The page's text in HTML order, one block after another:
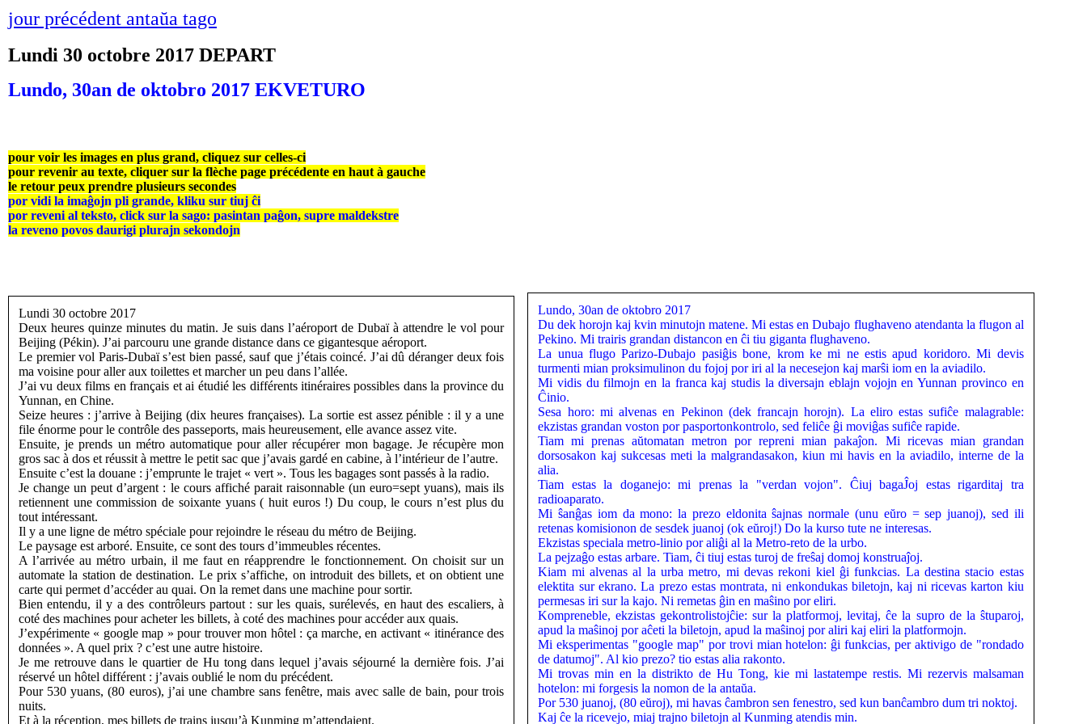
jour précédent antaŭa tago
Lundi 30 octobre 2017 DEPART
Lundo, 30an de oktobro 2017 EKVETURO
pour voir les images en plus grand, cliquez sur celles-ci
pour revenir au texte, cliquer sur la flèche page précédente en haut à gauche
le retour peux prendre plusieurs secondes
por vidi la imaĝojn pli grande, kliku sur tiuj ĉi
por reveni al teksto, click sur la sago: pasintan paĝon, supre maldekstre
la reveno povos daurigi plurajn sekondojn
Lundi 30 octobre 2017
Deux heures quinze minutes du matin. Je suis dans l’aéroport de Dubaï à attendre le vol pour
Beijing (Pékin). J’ai parcouru une grande distance dans ce gigantesque aéroport.
Le premier vol Paris-Dubaï s’est bien passé, sauf que j’étais coincé. J’ai dû déranger deux fois
ma voisine pour aller aux toilettes et marcher un peu dans l’allée.
J’ai vu deux films en français et ai étudié les différents itinéraires possibles dans la province du
Yunnan, en Chine.
Seize heures : j’arrive à Beijing (dix heures françaises). La sortie est assez pénible : il y a une
file énorme pour le contrôle des passeports, mais heureusement, elle avance assez vite.
Ensuite, je prends un métro automatique pour aller récupérer mon bagage. Je récupère mon
gros sac à dos et réussit à mettre le petit sac que j’avais gardé en cabine, à l’intérieur de l’autre.
Ensuite c’est la douane : j’emprunte le trajet « vert ». Tous les bagages sont passés à la radio.
Je change un peut d’argent : le cours affiché parait raisonnable (un euro=sept yuans), mais ils
retiennent une commission de soixante yuans ( huit euros !) Du coup, le cours n’est plus du
tout intéressant.
Il y a une ligne de métro spéciale pour rejoindre le réseau du métro de Beijing.
Le paysage est arboré. Ensuite, ce sont des tours d’immeubles récentes.
A l’arrivée au métro urbain, il me faut en réapprendre le fonctionnement. On choisit sur un
automate la station de destination. Le prix s’affiche, on introduit des billets, et on obtient une
carte qui permet d’accéder au quai. On la remet dans une machine pour sortir.
Bien entendu, il y a des contrôleurs partout : sur les quais, surélevés, en haut des escaliers, à
coté des machines pour acheter les billets, à coté des machines pour accéder aux quais.
J’expérimente « google map » pour trouver mon hôtel : ça marche, en activant « itinérance des
données ». A quel prix ? c’est une autre histoire.
Je me retrouve dans le quartier de Hu tong dans lequel j’avais séjourné la dernière fois. J’ai
réservé un hôtel différent : j’avais oublié le nom du précédent.
Pour 530 yuans, (80 euros), j’ai une chambre sans fenêtre, mais avec salle de bain, pour trois
nuits.
Et à la réception, mes billets de trains jusqu’à Kunming m’attendaient.
Lundo, 30an de oktobro 2017
Du dek horojn kaj kvin minutojn matene. Mi estas en Dubajo flughaveno atendanta la flugon al
Pekino. Mi trairis grandan distancon en ĉi tiu giganta flughaveno.
La unua flugo Parizo-Dubajo pasiĝis bone, krom ke mi ne estis apud koridoro. Mi devis
turmenti mian proksimulinon du fojoj por iri al la necesejon kaj marŝi iom en la aviadilo.
Mi vidis du filmojn en la franca kaj studis la diversajn eblajn vojojn en Yunnan provinco en
Ĉinio.
Sesa horo: mi alvenas en Pekinon (dek francajn horojn). La eliro estas sufiĉe malagrable:
ekzistas grandan voston por pasportonkontrolo, sed feliĉe ĝi moviĝas sufiĉe rapide.
Tiam mi prenas aŭtomatan metron por repreni mian pakaĵon. Mi ricevas mian grandan
dorsosakon kaj sukcesas meti la malgrandasakon, kiun mi havis en la aviadilo, interne de la
alia.
Tiam estas la doganejo: mi prenas la "verdan vojon". Ĉiuj bagaĴoj estas rigarditaj tra
radioaparato.
Mi ŝanĝas iom da mono: la prezo eldonita ŝajnas normale (unu eŭro = sep juanoj), sed ili
retenas komisionon de sesdek juanoj (ok eŭroj!) Do la kurso tute ne interesas.
Ekzistas speciala metro-linio por aliĝi al la Metro-reto de la urbo.
La pejzaĝo estas arbare. Tiam, ĉi tiuj estas turoj de freŝaj domoj konstruaĵoj.
Kiam mi alvenas al la urba metro, mi devas rekoni kiel ĝi funkcias. La destina stacio estas
elektita sur ekrano. La prezo estas montrata, ni enkondukas biletojn, kaj ni ricevas karton kiu
permesas iri sur la kajo. Ni remetas ĝin en maŝino por eliri.
Kompreneble, ekzistas gekontrolistojĉie: sur la platformoj, levitaj, ĉe la supro de la ŝtuparoj,
apud la maŝinoj por aĉeti la biletojn, apud la maŝinoj por aliri kaj eliri la platformojn.
Mi eksperimentas "google map" por trovi mian hotelon: ĝi funkcias, per aktivigo de "rondado
de datumoj". Al kio prezo? tio estas alia rakonto.
Mi trovas min en la distrikto de Hu Tong, kie mi lastatempe restis. Mi rezervis malsaman
hotelon: mi forgesis la nomon de la antaŭa.
Por 530 juanoj, (80 eŭroj), mi havas ĉambron sen fenestro, sed kun banĉambro dum tri noktoj.
Kaj ĉe la ricevejo, miaj trajno biletojn al Kunming atendis min.